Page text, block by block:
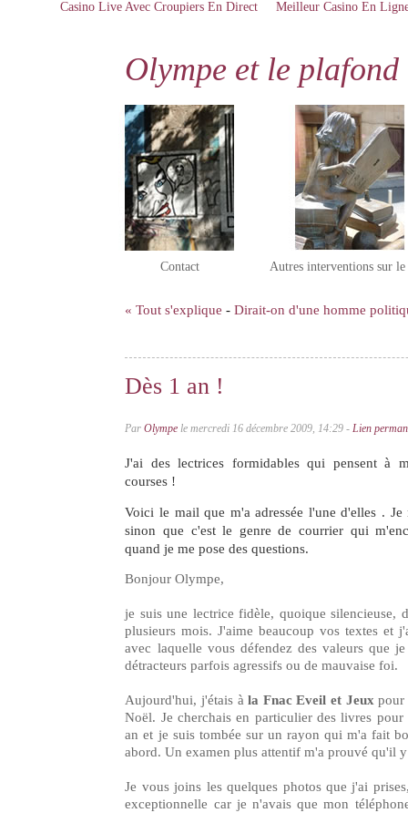
Casino Live Avec Croupiers En Direct Meilleur Casino En
Olympe et le plafond
« Tout s'explique - Dirait-on d'une homme
Dès 1 an !
ParOlympe le mercredi 16 décembre 2009, 14:29 -Lien
J'ai des lectrices formidables qui pensent à
courses !
Voici le mail que m'a adressée l'une d'elles .
sinon que c'est le genre de courrier qui
quand je me pose des questions.
Bonjour Olympe,
je suis une lectrice fidèle, quoique silencieuse,
plusieurs mois. J'aime beaucoup vos textes et
avec laquelle vous défendez des valeurs que
détracteurs parfois agressifs ou de mauvaise foi.
Aujourd'hui, j'étais àla Fnac Eveil et Jeuxpour
Noël. Je cherchais en particulier des livres
an et je suis tombée sur un rayon qui m'a fait
abord. Un examen plus attentif m'a prouvé qu'il
Je vous joins les quelques photos que j'ai
exceptionnelle car je n'avais que mon
Contact Autres interventions sur le